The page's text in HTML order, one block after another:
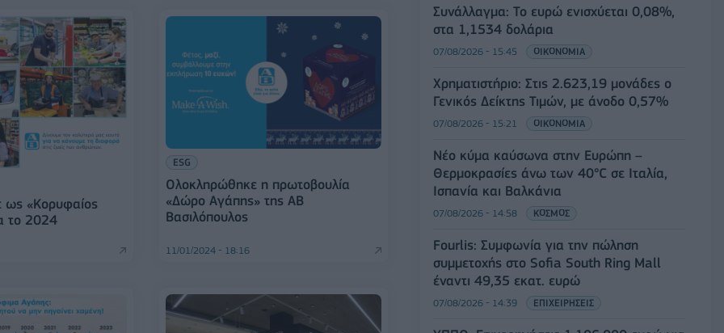
ως «Κορυφαίος
το 2024
ESG
Ολοκληρώθηκε η πρωτοβουλία
«Δώρο Αγάπης» της ΑΒ
Βασιλόπουλος
11/01/2024 - 18:16
Συνάλλαγμα: Το ευρώ ενισχύεται 0,08%,
στα 1,1534 δολάρια
07/08/2026 - 15:45 ΟΙΚΟΝΟΜΙΑ
Χρηματιστήριο: Στις 2.623,19 μονάδες ο
Γενικός Δείκτης Τιμών, με άνοδο 0,57%
07/08/2026 - 15:21 ΟΙΚΟΝΟΜΙΑ
Νέο κύμα καύσωνα στην Ευρώπη –
Θερμοκρασίες άνω των 40°C σε Ιταλία,
Ισπανία και Βαλκάνια
07/08/2026 - 14:58 ΚΟΣΜΟΣ
Fourlis: Συμφωνία για την πώληση
συμμετοχής στο Sofia South Ring Mall
έναντι 49,35 εκατ. ευρώ
07/08/2026 - 14:39 ΕΠΙΧΕΙΡΗΣΕΙΣ